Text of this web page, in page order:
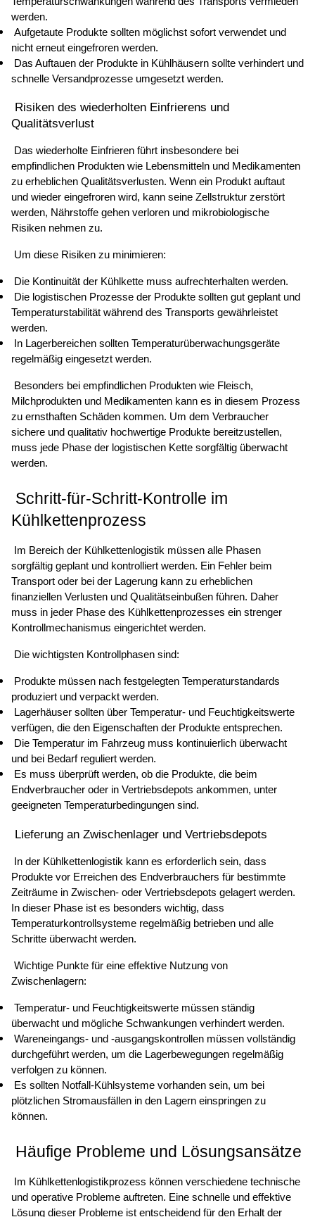
werden.
nicht erneut eingefroren werden.
schnelle Versandprozesse umgesetzt werden.
Qualitätsverlust
empfindlichen Produkten wie Lebensmitteln und Medikamenten
zu erheblichen Qualitätsverlusten. Wenn ein Produkt auftaut
und wieder eingefroren wird, kann seine Zellstruktur zerstört
werden, Nährstoffe gehen verloren und mikrobiologische
Risiken nehmen zu.
Um diese Risiken zu minimieren:
Die Kontinuität der Kühlkette muss aufrechterhalten werden.
Temperaturstabilität während des Transports gewährleistet
werden.
regelmäßig eingesetzt werden.
Milchprodukten und Medikamenten kann es in diesem Prozess
zu ernsthaften Schäden kommen. Um dem Verbraucher
sichere und qualitativ hochwertige Produkte bereitzustellen,
muss jede Phase der logistischen Kette sorgfältig überwacht
werden.
Kühlkettenprozess
sorgfältig geplant und kontrolliert werden. Ein Fehler beim
Transport oder bei der Lagerung kann zu erheblichen
finanziellen Verlusten und Qualitätseinbußen führen. Daher
muss in jeder Phase des Kühlkettenprozesses ein strenger
Kontrollmechanismus eingerichtet werden.
Die wichtigsten Kontrollphasen sind:
produziert und verpackt werden.
verfügen, die den Eigenschaften der Produkte entsprechen.
und bei Bedarf reguliert werden.
Endverbraucher oder in Vertriebsdepots ankommen, unter
geeigneten Temperaturbedingungen sind.
Lieferung an Zwischenlager und Vertriebsdepots
Produkte vor Erreichen des Endverbrauchers für bestimmte
Zeiträume in Zwischen- oder Vertriebsdepots gelagert werden.
In dieser Phase ist es besonders wichtig, dass
Temperaturkontrollsysteme regelmäßig betrieben und alle
Schritte überwacht werden.
Zwischenlagern:
überwacht und mögliche Schwankungen verhindert werden.
durchgeführt werden, um die Lagerbewegungen regelmäßig
verfolgen zu können.
plötzlichen Stromausfällen in den Lagern einspringen zu
können.
und operative Probleme auftreten. Eine schnelle und effektive
Lösung dieser Probleme ist entscheidend für den Erhalt der